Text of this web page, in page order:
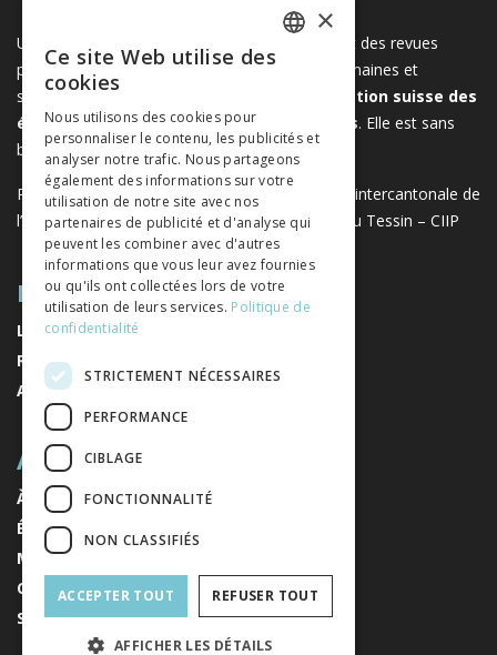
Une plateforme unique regroupant des livres et des revues
publiés par les éditeurs suisses de sciences humaines et
sociales. Libreo.ch est la propriété de l'
Association suisse des
éditeurs de sciences sociales et humaines. Elle est sans
but lucratif.www.editeurssuisses.ch
Projet réalisé avec le soutien de la Conférence intercantonale de
l’instruction publique de la Suisse romande et du Tessin – CIIP
PLAN DU SITE
LIVRES
REVUES
AUTEURS
A PROPOS
À PROPOS DE NOUS
ÉDITEURS
MENTIONS LÉGALES
CONDITIONS GÉNÉRALES DE VENTE
S'INSCRIRE À LA NEWSLETTER
ITALIAN
×
Ce site Web utilise des
cookies
Nous utilisons des cookies pour
personnaliser le contenu, les publicités et
analyser notre trafic. Nous partageons
également des informations sur votre
utilisation de notre site avec nos
partenaires de publicité et d'analyse qui
peuvent les combiner avec d'autres
informations que vous leur avez fournies
ou qu'ils ont collectées lors de votre
utilisation de leurs services. Politique de
confidentialité
STRICTEMENT NÉCESSAIRES
PERFORMANCE
CIBLAGE
FONCTIONNALITÉ
NON CLASSIFIÉS
ACCEPTER TOUT REFUSER TOUT
AFFICHER LES DÉTAILS